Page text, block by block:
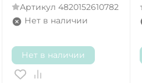
Артикул 4820152610782
Нет в наличии
Нет в наличии